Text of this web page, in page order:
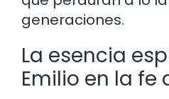
generaciones.
La esencia
Emilio en la fe